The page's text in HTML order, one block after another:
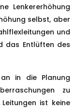
Lenkererhöhung
selbst, aber
und
das Entlüften des
in die Planung
zu
ist keine